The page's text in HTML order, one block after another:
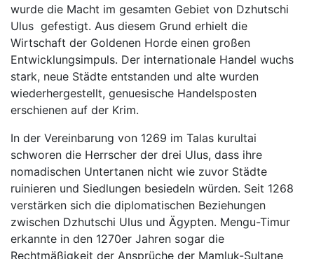
wurde die Macht im gesamten Gebiet von Dzhutschi
Ulus gefestigt. Aus diesem Grund erhielt die
Wirtschaft der Goldenen Horde einen großen
Entwicklungsimpuls. Der internationale Handel wuchs
stark, neue Städte entstanden und alte wurden
wiederhergestellt, genuesische Handelsposten
erschienen auf der Krim.
In der Vereinbarung von 1269 im Talas kurultai
schworen die Herrscher der drei Ulus, dass ihre
nomadischen Untertanen nicht wie zuvor Städte
ruinieren und Siedlungen besiedeln würden. Seit 1268
verstärken sich die diplomatischen Beziehungen
zwischen Dzhutschi Ulus und Ägypten. Mengu-Timur
erkannte in den 1270er Jahren sogar die
Rechtmäßigkeit der Ansprüche der Mamluk-Sultane